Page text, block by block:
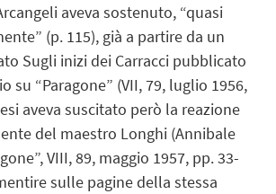
aveva sostenuto, “quasi
” (p. 115), già a partire da un
Sugli inizi dei Carracci pubblicato
su “Paragone” (VII, 79, luglio 1956,
aveva suscitato però la reazione
del maestro Longhi (Annibale
VIII, 89, maggio 1957, pp. 33-
sulle pagine della stessa